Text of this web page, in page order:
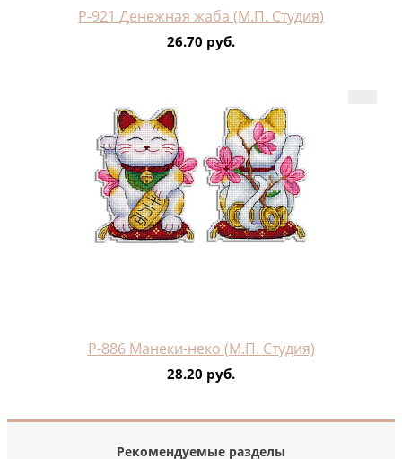
Р-921 Денежная жаба (М.П. Студия)
26.70 руб.
Р-886 Манеки-неко (М.П. Студия)
28.20 руб.
Рекомендуемые разделы